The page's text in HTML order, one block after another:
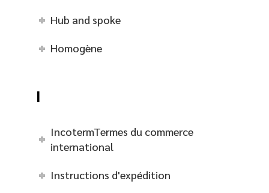
Hub and spoke
Homogène
I
IncotermTermes du commerce
international
Instructions d'expédition